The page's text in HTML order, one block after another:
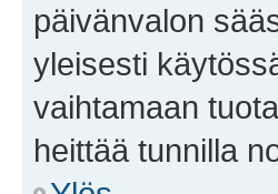
päivänvalon
yleisesti
vaihtamaan
heittää tunnilla